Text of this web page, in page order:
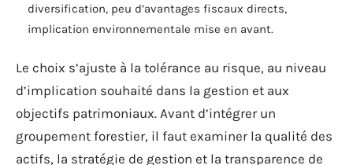
diversification, peu d’avantages fiscaux directs,
implication environnementale mise en avant.
Le choix s’ajuste à la tolérance au risque, au niveau
d’implication souhaité dans la gestion et aux
objectifs patrimoniaux. Avant d’intégrer un
groupement forestier, il faut examiner la qualité des
actifs, la stratégie de gestion et la transparence de